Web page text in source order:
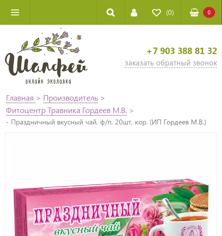
(0) 0
+7 903 388 81 32
заказать обратный звонок
Главная > Производитель >
Фитоцентр Травника Гордеев М.В. >
- Праздничный вкусный чай, ф/п, 20шт, кор. (ИП Гордеев М.В.)